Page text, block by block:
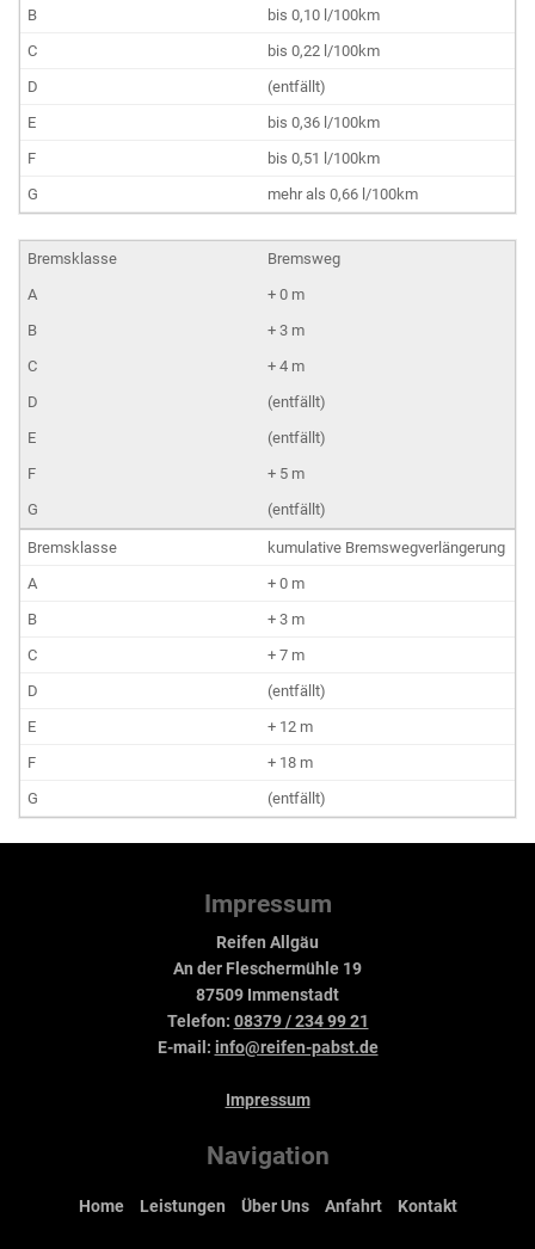
bis 0,10 l/100km
bis 0,22 l/100km
(entfällt)
bis 0,36 l/100km
bis 0,51 l/100km
mehr als 0,66 l/100km
Bremsweg
+ 0 m
+ 3 m
+ 4 m
(entfällt)
(entfällt)
+ 5 m
(entfällt)
kumulative Bremswegverlängerung
+ 0 m
+ 3 m
+ 7 m
(entfällt)
+ 12 m
+ 18 m
(entfällt)
Impressum
Reifen Allgäu
An der Fleschermühle 19
87509 Immenstadt
Telefon: 08379 / 234 99 21
E-mail: info@reifen-pabst.de
Impressum
Navigation
Home Leistungen Über Uns Anfahrt Kontakt